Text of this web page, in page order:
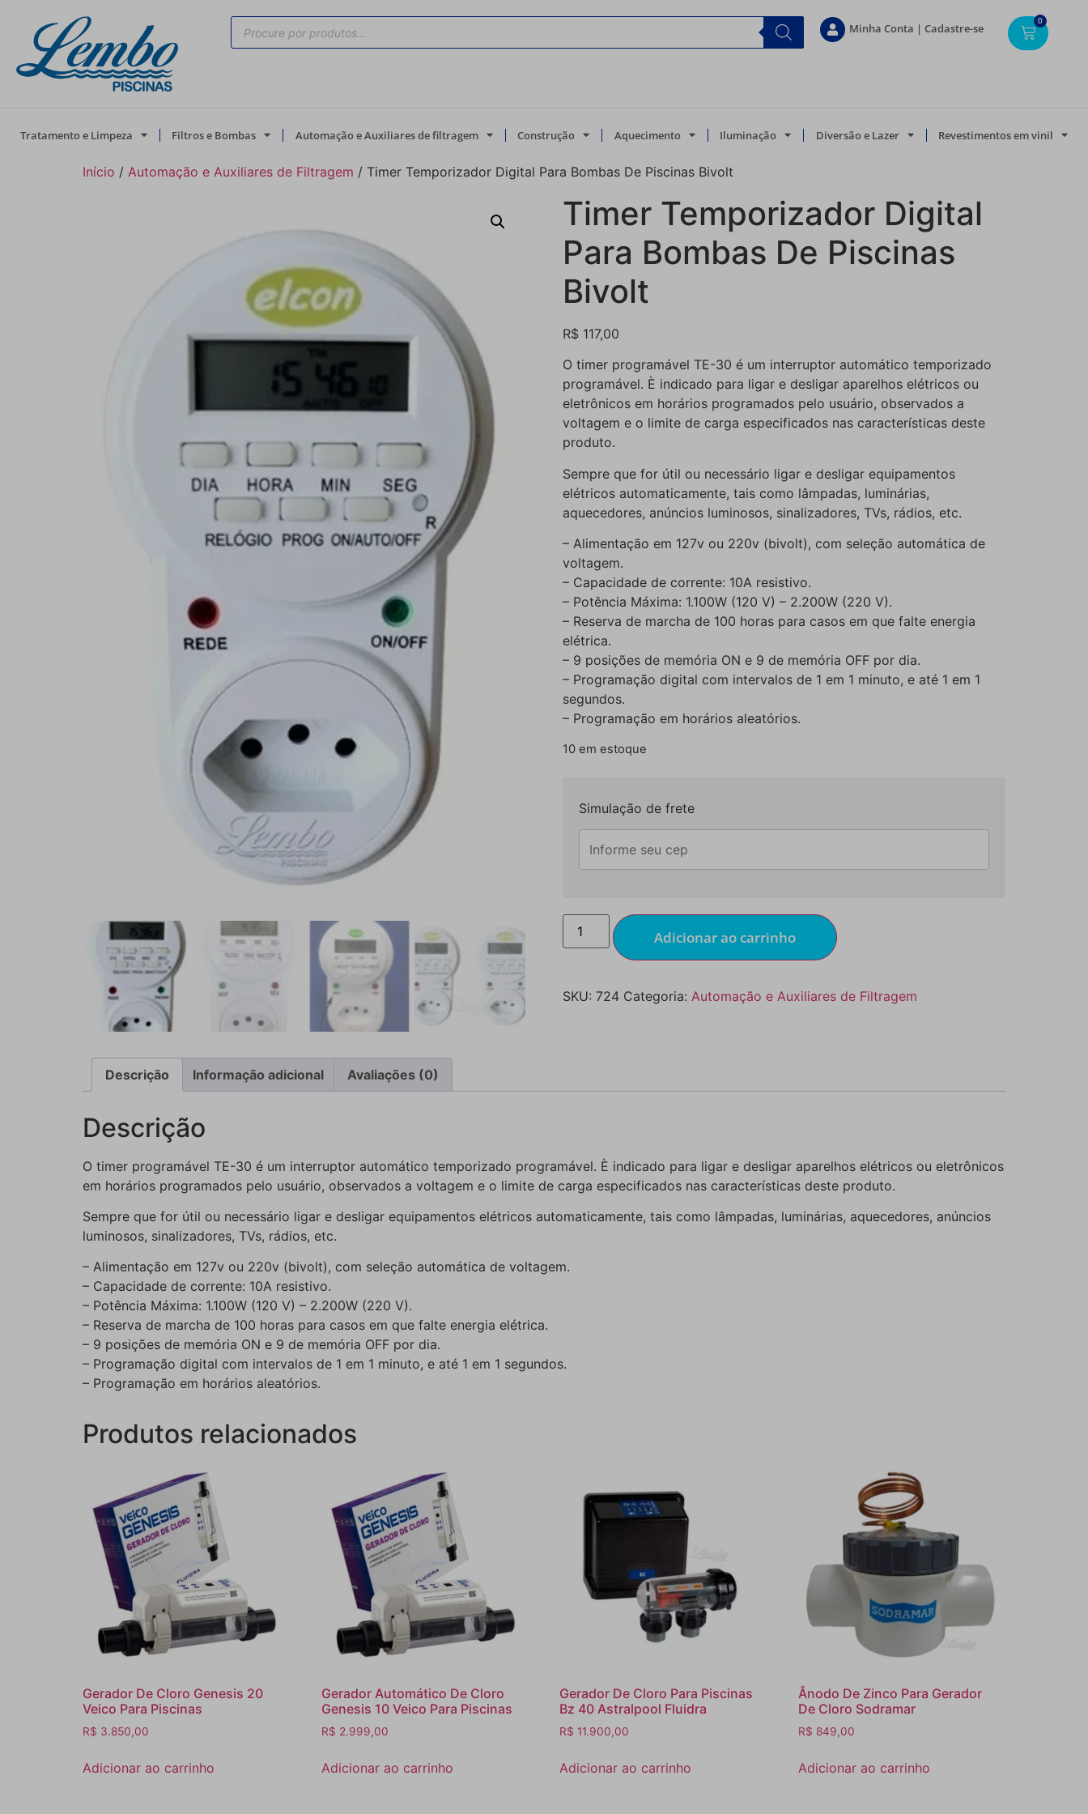
Minha Conta | Cadastre-se
0
Tratamento e Limpeza Filtros e Bombas Automação e Auxiliares de filtragem Construção Aquecimento Iluminação Diversão e Lazer Revestimentos em vinil
Início / Automação e Auxiliares de Filtragem / Timer Temporizador Digital Para Bombas De Piscinas Bivolt
Timer Temporizador Digital
Para Bombas De Piscinas
Bivolt
R$117,00
O timer programável TE-30 é um interruptor automático temporizado
programável. È indicado para ligar e desligar aparelhos elétricos ou
eletrônicos em horários programados pelo usuário, observados a
voltagem e o limite de carga especificados nas características deste
produto.
Sempre que for útil ou necessário ligar e desligar equipamentos
elétricos automaticamente, tais como lâmpadas, luminárias,
aquecedores, anúncios luminosos, sinalizadores, TVs, rádios, etc.
– Alimentação em 127v ou 220v (bivolt), com seleção automática de
voltagem.
– Capacidade de corrente: 10A resistivo.
– Potência Máxima: 1.100W (120 V) – 2.200W (220 V).
– Reserva de marcha de 100 horas para casos em que falte energia
elétrica.
– 9 posições de memória ON e 9 de memória OFF por dia.
– Programação digital com intervalos de 1 em 1 minuto, e até 1 em 1
segundos.
– Programação em horários aleatórios.
10 em estoque
Simulação de frete
Adicionar ao carrinho
SKU: 724 Categoria: Automação e Auxiliares de Filtragem
Descrição Informação adicional Avaliações (0)
Descrição
O timer programável TE-30 é um interruptor automático temporizado programável. È indicado para ligar e desligar aparelhos elétricos ou eletrônicos
em horários programados pelo usuário, observados a voltagem e o limite de carga especificados nas características deste produto.
Sempre que for útil ou necessário ligar e desligar equipamentos elétricos automaticamente, tais como lâmpadas, luminárias, aquecedores, anúncios
luminosos, sinalizadores, TVs, rádios, etc.
– Alimentação em 127v ou 220v (bivolt), com seleção automática de voltagem.
– Capacidade de corrente: 10A resistivo.
– Potência Máxima: 1.100W (120 V) – 2.200W (220 V).
– Reserva de marcha de 100 horas para casos em que falte energia elétrica.
– 9 posições de memória ON e 9 de memória OFF por dia.
– Programação digital com intervalos de 1 em 1 minuto, e até 1 em 1 segundos.
– Programação em horários aleatórios.
Produtos relacionados
Gerador De Cloro Genesis 20
Veico Para Piscinas
R$ 3.850,00
Adicionar ao carrinho
Gerador Automático De Cloro
Genesis 10 Veico Para Piscinas
R$ 2.999,00
Adicionar ao carrinho
Gerador De Cloro Para Piscinas
Bz 40 Astralpool Fluidra
R$ 11.900,00
Adicionar ao carrinho
Ânodo De Zinco Para Gerador
De Cloro Sodramar
R$ 849,00
Adicionar ao carrinho